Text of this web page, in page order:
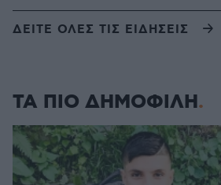
ΔΕΙΤΕ ΟΛΕΣ ΤΙΣ ΕΙΔΗΣΕΙΣ
ΤΑ ΠΙΟ ΔΗΜΟΦΙΛΗ